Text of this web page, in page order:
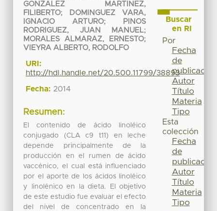
GONZALEZ MARTINEZ,
FILIBERTO;
DOMINGUEZ VARA,
IGNACIO ARTURO;
PINOS
RODRIGUEZ, JUAN MANUEL;
MORALES ALMARAZ, ERNESTO;
VIEYRA ALBERTO, RODOLFO
URI:
http://hdl.handle.net/20.500.11799/38893
Fecha: 2014
Resumen:
El contenido de ácido linoléico
conjugado (CLA c9 t11) en leche
depende principalmente de la
producción en el rumen de ácido
vaccénico, el cual está influenciado
por el aporte de los ácidos linoléico
y linolénico en la dieta. El objetivo
de este estudio fue evaluar el efecto
del nivel de concentrado en la
Buscar
en RI
Por
Fecha
de
publicación
Autor
Título
Materia
Tipo
Esta
colección
Fecha
de
publicación
Autor
Título
Materia
Tipo